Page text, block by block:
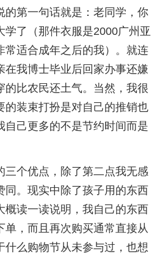
的第一句话就是：老同学，你
学了（那件衣服是2000广州亚
常适合成年之后的我）。就连
在我博士毕业后回家办事还嫌
的比农民还土气。当然，我很
的装束打扮是对自己的推销也
自己更多的不是节约时间而是
三个优点，除了第二点我无感
同。现实中除了孩子用的东西
概读一读说明，我自己的东西
单，而且再次购买通常直接从
什么购物节从未参与过，也想